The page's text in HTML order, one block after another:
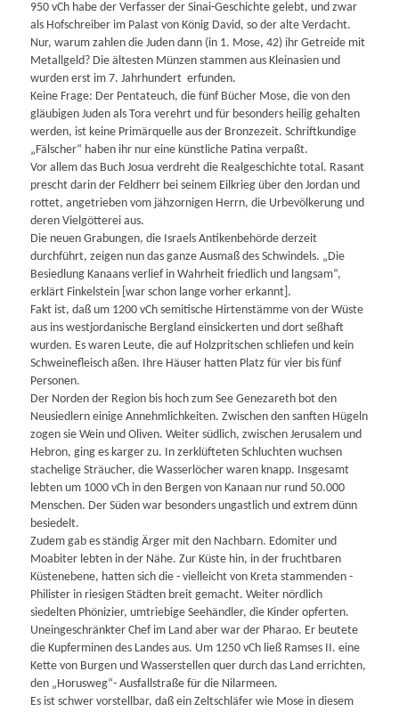
950 vCh habe der Verfasser der Sinai-Geschichte gelebt, und zwar
als Hofschreiber im Palast von König David, so der alte Verdacht.
Nur, warum zahlen die Juden dann (in 1. Mose, 42) ihr Getreide mit
Metallgeld? Die ältesten Münzen stammen aus Kleinasien und
wurden erst im 7. Jahrhundert erfunden.
Keine Frage: Der Pentateuch, die fünf Bücher Mose, die von den
gläubigen Juden als Tora verehrt und für besonders heilig gehalten
werden, ist keine Primärquelle aus der Bronzezeit. Schriftkundige
„Fälscher“ haben ihr nur eine künstliche Patina verpaßt.
Vor allem das Buch Josua verdreht die Realgeschichte total. Rasant
prescht darin der Feldherr bei seinem Eilkrieg über den Jordan und
rottet, angetrieben vom jähzornigen Herrn, die Urbevölkerung und
deren Vielgötterei aus.
Die neuen Grabungen, die Israels Antikenbehörde derzeit
durchführt, zeigen nun das ganze Ausmaß des Schwindels. „Die
Besiedlung Kanaans verlief in Wahrheit friedlich und langsam“,
erklärt Finkelstein [war schon lange vorher erkannt].
Fakt ist, daß um 1200 vCh semitische Hirtenstämme von der Wüste
aus ins westjordanische Bergland einsickerten und dort seßhaft
wurden. Es waren Leute, die auf Holzpritschen schliefen und kein
Schweinefleisch aßen. Ihre Häuser hatten Platz für vier bis fünf
Personen.
Der Norden der Region bis hoch zum See Genezareth bot den
Neusiedlern einige Annehmlichkeiten. Zwischen den sanften Hügeln
zogen sie Wein und Oliven. Weiter südlich, zwischen Jerusalem und
Hebron, ging es karger zu. In zerklüfteten Schluchten wuchsen
stachelige Sträucher, die Wasserlöcher waren knapp. Insgesamt
lebten um 1000 vCh in den Bergen von Kanaan nur rund 50.000
Menschen. Der Süden war besonders ungastlich und extrem dünn
besiedelt.
Zudem gab es ständig Ärger mit den Nachbarn. Edomiter und
Moabiter lebten in der Nähe. Zur Küste hin, in der fruchtbaren
Küstenebene, hatten sich die - vielleicht von Kreta stammenden -
Philister in riesigen Städten breit gemacht. Weiter nördlich
siedelten Phönizier, umtriebige Seehändler, die Kinder opferten.
Uneingeschränkter Chef im Land aber war der Pharao. Er beutete
die Kupferminen des Landes aus. Um 1250 vCh ließ Ramses II. eine
Kette von Burgen und Wasserstellen quer durch das Land errichten,
den „Horusweg“- Ausfallstraße für die Nilarmeen.
Es ist schwer vorstellbar, daß ein Zeltschläfer wie Mose in diesem